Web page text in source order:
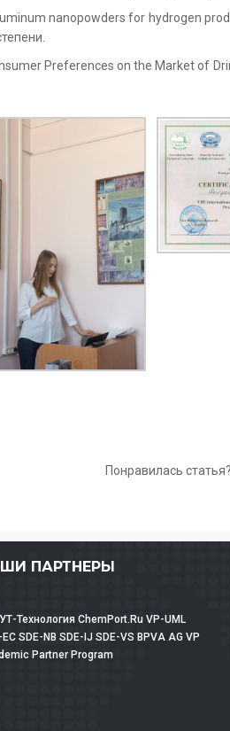
nanopowders for hydrogen
Preferences on the Market of
Понравилась
ПАРТНЕРЫ
Технология ChemPort.Ru VP-UML
SDE-NB SDE-IJ SDE-VS BPVA AG VP
Partner Program